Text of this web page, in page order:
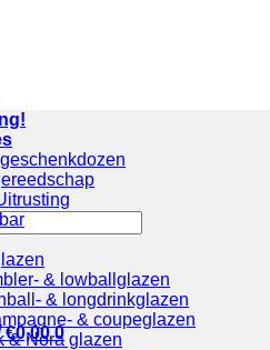
€0,00 0
& lowballglazen
& longdrinkglazen
& coupeglazen
& Nora glazen